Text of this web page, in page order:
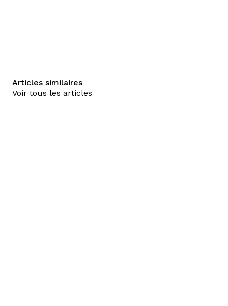
Articles similaires
Voir tous les articles